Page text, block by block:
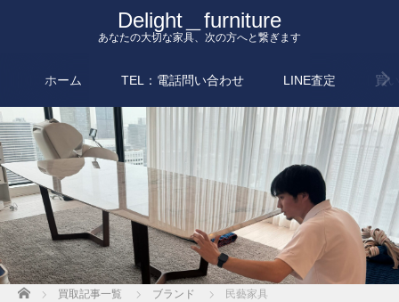
Delight＿furniture
あなたの大切な家具、次の方へと繋ぎます
ホーム TEL：電話問い合わせ LINE査定 買
Home 買取記事一覧 ブランド 民藝家具